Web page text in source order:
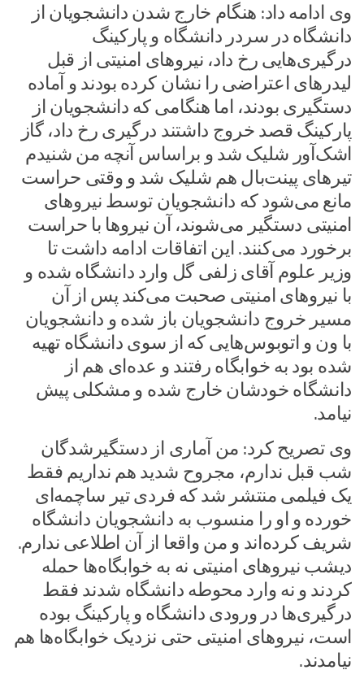
وی ادامه داد: هنگام خارج شدن دانشجویان از
دانشگاه در سردر دانشگاه و پارکینگ
درگیری‌هایی رخ داد، نیروهای امنیتی از قبل
لیدرهای اعتراضی را نشان کرده بودند و آماده
دستگیری بودند، اما هنگامی که دانشجویان از
پارکینگ قصد خروج داشتند درگیری رخ داد، گاز
اشک‌آور شلیک شد و براساس آنچه من شنیدم
تیرهای پینت‌بال هم شلیک شد و وقتی حراست
مانع می‌شود که دانشجویان توسط نیروهای
امنیتی دستگیر می‌شوند، آن نیروها با حراست
برخورد می‌کنند. این اتفاقات ادامه داشت تا
وزیر علوم آقای زلفی گل وارد دانشگاه شده و
با نیروهای امنیتی صحبت می‌کند پس از آن
مسیر خروج دانشجویان باز شده و دانشجویان
با ون و اتوبوس‌هایی که از سوی دانشگاه تهیه
شده بود به خوابگاه رفتند و عده‌ای هم از
دانشگاه خودشان خارج شده و مشکلی پیش
نیامد.
وی تصریح کرد: من آماری از دستگیرشدگان
شب قبل ندارم، مجروح شدید هم نداریم فقط
یک فیلمی منتشر شد که فردی تیر ساچمه‌ای
خورده و او را منسوب به دانشجویان دانشگاه
شریف کرده‌اند و من واقعا از آن اطلاعی ندارم.
دیشب نیروهای امنیتی نه به خوابگاه‌ها حمله
کردند و نه وارد محوطه دانشگاه شدند فقط
درگیری‌ها در ورودی دانشگاه‌ و پارکینگ بوده
است، نیروهای امنیتی حتی نزدیک خوابگاه‌ها هم
نیامدند.